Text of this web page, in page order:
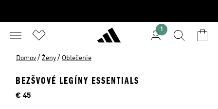
1
Domov / Ženy / Oblečenie
BEZŠVOVÉ LEGÍNY ESSENTIALS
Cena
€ 45